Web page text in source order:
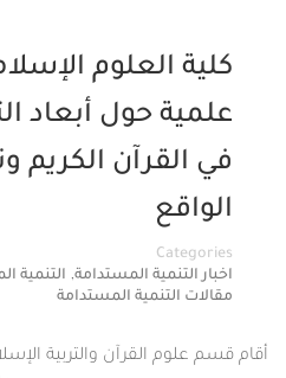
العلوم الإسلامية تقيم
حول أبعاد التنمية
الكريم
المستدامة,التنمية المستدامة,
المستدامة
القرآن والتربية الإسلامية في كلية